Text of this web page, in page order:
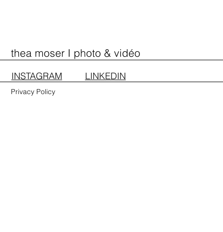
thea moser I photo & vidéo
INSTAGRAM LINKEDIN
Privacy Policy